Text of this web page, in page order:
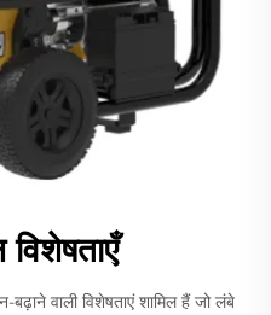
विशेषताएँ
वाली विशेषताएं शामिल हैं जो लंबे